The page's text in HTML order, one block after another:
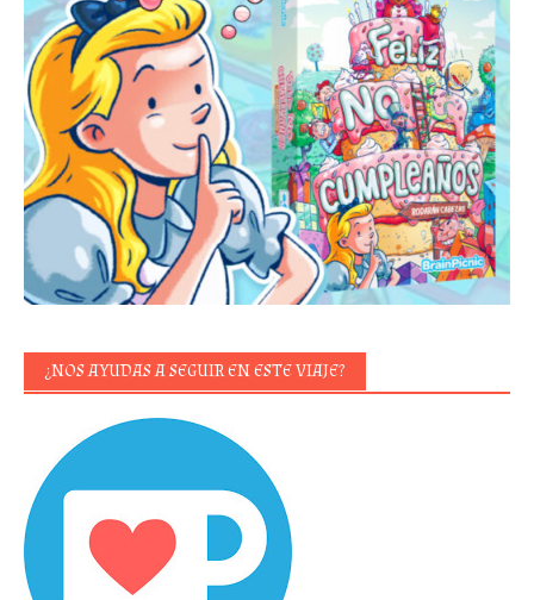
¿NOS AYUDAS A SEGUIR EN ESTE VIAJE?